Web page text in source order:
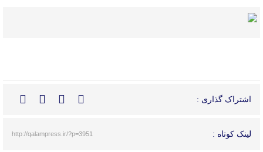
اشتراک گذاری :
لینک کوتاه : http://qalampress.ir/?p=3951